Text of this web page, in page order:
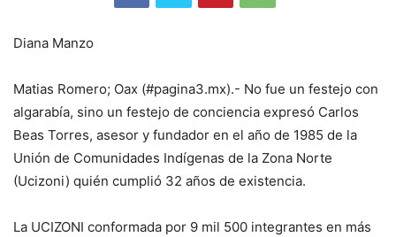
Diana Manzo
Matias Romero; Oax (#pagina3.mx).- No fue un festejo con
algarabía, sino un festejo de conciencia expresó Carlos
Beas Torres, asesor y fundador en el año de 1985 de la
Unión de Comunidades Indígenas de la Zona Norte
(Ucizoni) quién cumplió 32 años de existencia.
La UCIZONI conformada por 9 mil 500 integrantes en más